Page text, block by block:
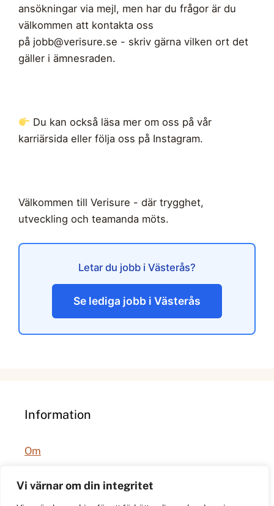
Vi värnar om din integritet
ansökningar via mejl, men har du frågor är du
välkommen att kontakta oss
på jobb@verisure.se - skriv gärna vilken ort det
gäller i ämnesraden.
Du kan också läsa mer om oss på vår
karriärsida eller följa oss på Instagram.
Välkommen till Verisure - där trygghet,
utveckling och teamanda möts.
Letar du jobb i Västerås?
Se lediga jobb i Västerås
Information
Om